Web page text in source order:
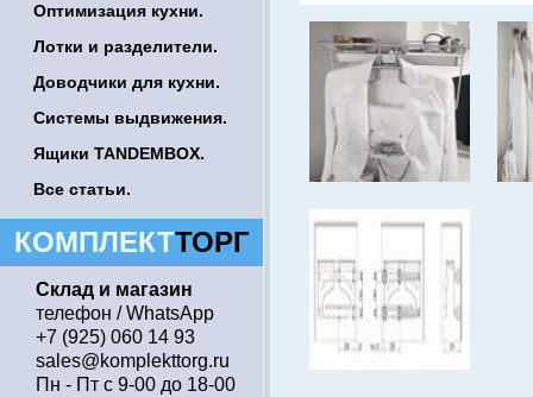
Оптимизация кухни.
Лотки и разделители.
Доводчики для кухни.
Системы выдвижения.
Ящики TANDEMBOX.
Все статьи.
КОМПЛЕКТТОРГ
Склад и магазин
телефон / WhatsApp
+7 (925) 060 14 93
sales@komplekttorg.ru
Пн - Пт с 9-00 до 18-00